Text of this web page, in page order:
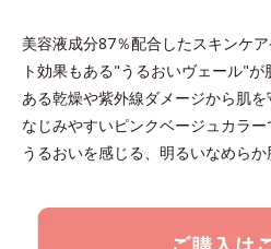
美容液成分87％配合したスキンケ
ト効果もある"うるおいヴェール"
ある乾燥や紫外線ダメージから肌
なじみやすいピンクベージュカラー
うるおいを感じる、明るいなめらか